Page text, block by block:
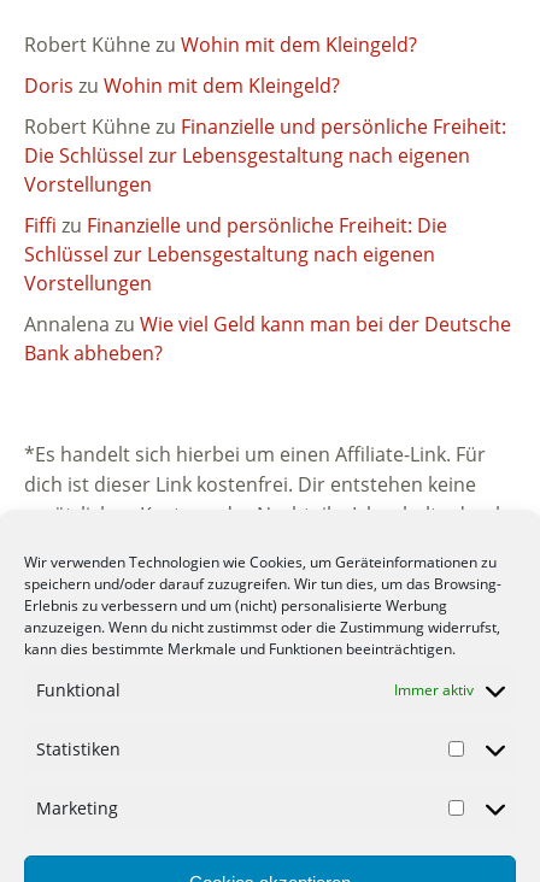
Wir verwenden Technologien wie Cookies, um Geräteinformationen zu
speichern und/oder darauf zuzugreifen. Wir tun dies, um das Browsing-
Erlebnis zu verbessern und um (nicht) personalisierte Werbung
anzuzeigen. Wenn du nicht zustimmst oder die Zustimmung widerrufst,
kann dies bestimmte Merkmale und Funktionen beeinträchtigen.
Funktional Immer aktiv
Statistiken
Marketing
Robert Kühnezu Wohin mit dem Kleingeld?
Doris zu Wohin mit dem Kleingeld?
Robert Kühnezu Finanzielle und persönliche Freiheit:
Die Schlüssel zur Lebensgestaltung nach eigenen
Vorstellungen
Fiffi zu Finanzielle und persönliche Freiheit: Die
Schlüssel zur Lebensgestaltung nach eigenen
Vorstellungen
Annalena zu Wie viel Geld kann man bei der Deutsche
Bank abheben?
*Es handelt sich hierbei um einen Affiliate-Link. Für
dich ist dieser Link kostenfrei. Dir entstehen keine
zusätzlichen Kosten oder Nachteile. Ich erhalte durch
beworbenen Unternehmen. Vielen Dank für deine
Unterstützung.
© 2012-2022 Mein-Geld-Blog.de der Geld Blog.
Werbung